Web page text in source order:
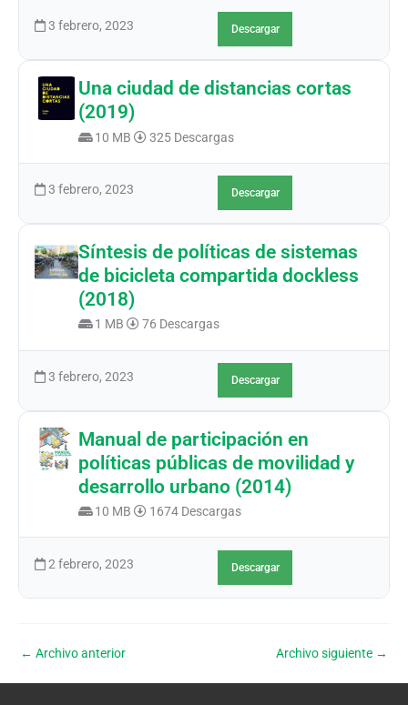
3 febrero, 2023 Descargar
Una ciudad de distancias cortas
(2019)
10 MB 325 Descargas
3 febrero, 2023 Descargar
Síntesis de políticas de sistemas
de bicicleta compartida dockless
(2018)
1 MB 76 Descargas
3 febrero, 2023 Descargar
Manual de participación en
políticas públicas de movilidad y
desarrollo urbano (2014)
10 MB 1674 Descargas
2 febrero, 2023 Descargar
← Archivo anterior Archivo siguiente →